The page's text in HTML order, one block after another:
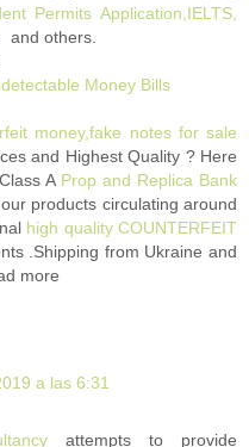
Permits Application,IELTS,
and others.
Money Bills
money,fake notes for sale
and Highest Quality ? Here
A Prop and Replica Bank
products circulating around
high quality COUNTERFEIT
.Shipping from Ukraine and
more
a las 6:31
attempts to provide